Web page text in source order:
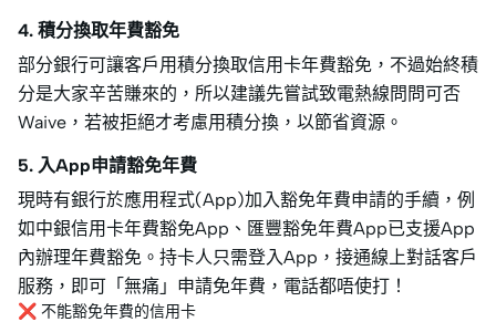
4. 積分換取年費豁免
部分銀行可讓客戶用積分換取信用卡年費豁免，不過始終積
分是大家辛苦賺來的，所以建議先嘗試致電熱線問問可否
Waive，若被拒絕才考慮用積分換，以節省資源。
5. 入App申請豁免年費
現時有銀行於應用程式(App)加入豁免年費申請的手續，例
如中銀信用卡年費豁免App、匯豐豁免年費App已支援App
內辦理年費豁免。持卡人只需登入App，接通線上對話客戶
服務，即可「無痛」申請免年費，電話都唔使打！
❌ 不能豁免年費的信用卡